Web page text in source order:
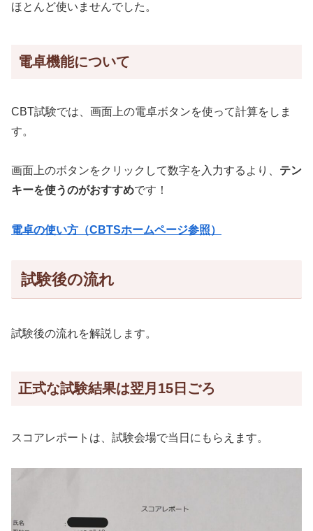
ほとんど使いませんでした。
電卓機能について
CBT試験では、画面上の電卓ボタンを使って計算をしま
す。
画面上のボタンをクリックして数字を入力するより、 テン
キーを使うのがおすすめです！
電卓の使い方（CBTSホームページ参照）
試験後の流れ
試験後の流れを解説します。
正式な試験結果は翌月15日ごろ
スコアレポートは、試験会場で当日にもらえます。